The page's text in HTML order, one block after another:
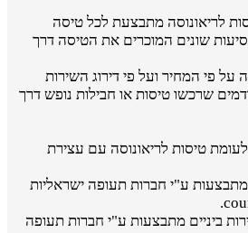
לריאונוסה מתבצעת לכל טיסה
שונים המוכרים את הטיסה דרך
על פי המחיר ועל פי דירוג השירות
שרכשו טיסות או חבילות נופש דרך
לעומת טיסות לריאונוסה עם עצירת
מתבצעות ע"י חברות תעופה ישראליות
ביניים מתבצעות ע"י חברות תעופה